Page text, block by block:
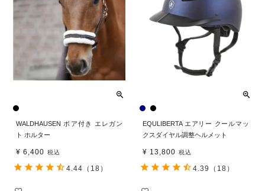
WALDHAUSEN ボア付き エレガン
ト ホルター
¥ 6,400 税込
4.44 （18）
EQULIBERTA エアリー クールマッ
クスダイヤル調整ヘルメット
¥ 13,800 税込
4.39 （18）